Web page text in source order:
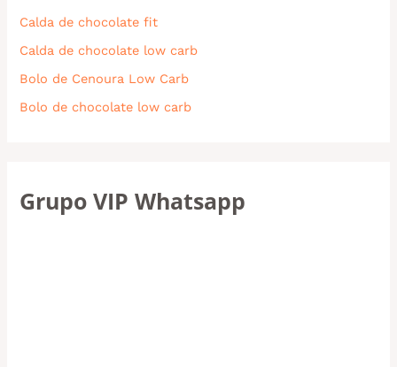
Calda de chocolate fit
Calda de chocolate low carb
Bolo de Cenoura Low Carb
Bolo de chocolate low carb
Grupo VIP Whatsapp